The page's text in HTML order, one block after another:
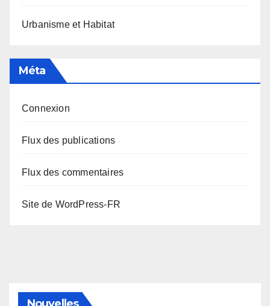
Urbanisme et Habitat
Méta
Connexion
Flux des publications
Flux des commentaires
Site de WordPress-FR
Nouvelles